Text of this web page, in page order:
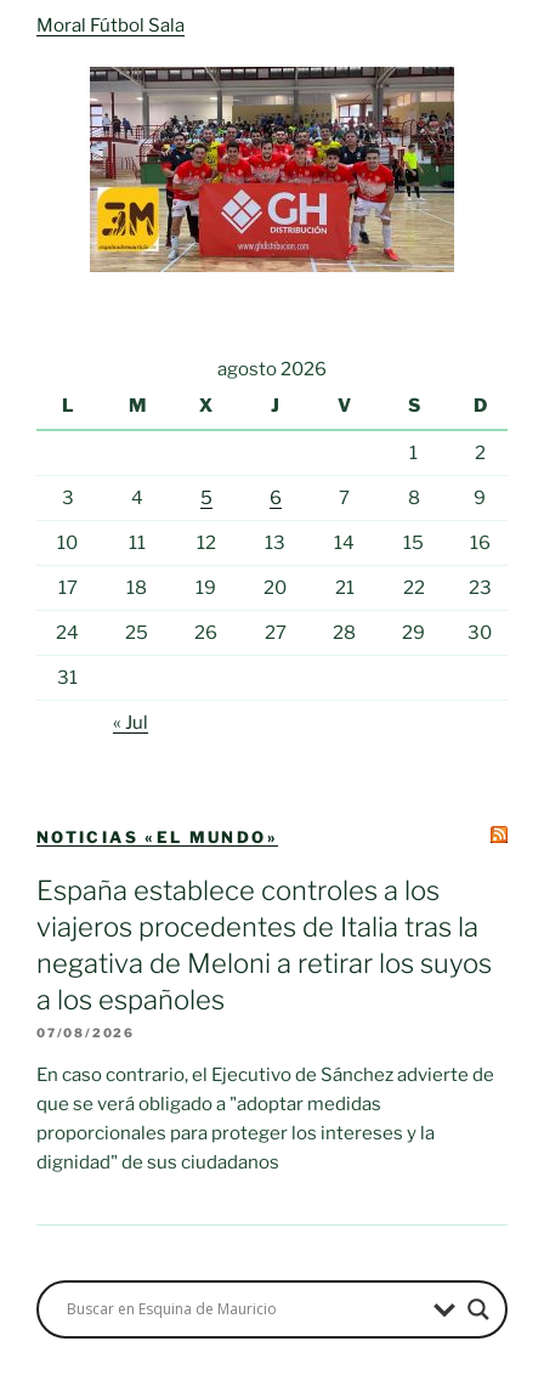
Moral Fútbol Sala
agosto 2026
L
M X J V S D
1 2
3 4 5 6 7 8 9
10 11 12 13 14 15 16
17 18 19 20 21 22 23
24 25 26 27 28 29 30
31
« Jul
NOTICIAS «EL MUNDO»
España establece controles a los
viajeros procedentes de Italia tras la
negativa de Meloni a retirar los suyos
a los españoles
07/08/2026
En caso contrario, el Ejecutivo de Sánchez advierte de
que se verá obligado a "adoptar medidas
proporcionales para proteger los intereses y la
dignidad" de sus ciudadanos